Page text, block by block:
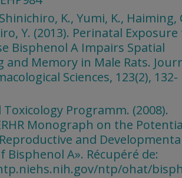
K., Yumi, K., Haiming,
Y. (2013). Perinatal Exposure
Bisphenol A Impairs Spatial
and Memory in Male Rats.
Sciences, 123(2), 132-
Programm. (2008).
Monograph on the
and
Bisphenol A». Récupéré de:
ntp/ohat/